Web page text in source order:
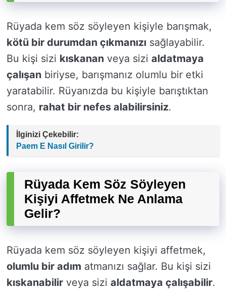
Rüyada kem söz söyleyen kişiyle barışmak,
kötü bir durumdan çıkmanızı sağlayabilir.
Bu kişi sizi kıskanan veya sizi aldatmaya
çalışan biriyse, barışmanız olumlu bir etki
yaratabilir. Rüyanızda bu kişiyle barıştıktan
sonra, rahat bir nefes alabilirsiniz.
İlginizi Çekebilir:
Paem E Nasıl Girilir?
Rüyada Kem Söz Söyleyen
Kişiyi Affetmek Ne Anlama
Gelir?
Rüyada kem söz söyleyen kişiyi affetmek,
olumlu bir adım atmanızı sağlar. Bu kişi sizi
kıskanabilir veya sizi aldatmaya çalışabilir.